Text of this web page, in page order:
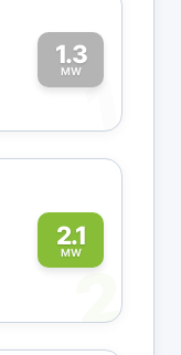
1.3
MW1
2.1
MW
2